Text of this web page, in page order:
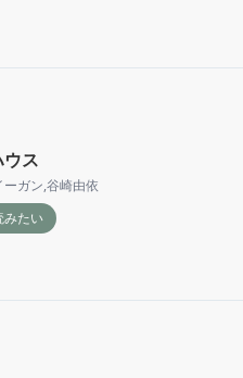
ス
ーガン,谷崎由依
みたい